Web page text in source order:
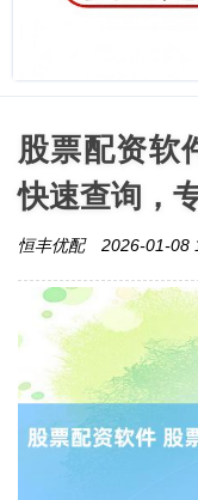
股票配资软
快速查询，
恒丰优配 2026-01-08